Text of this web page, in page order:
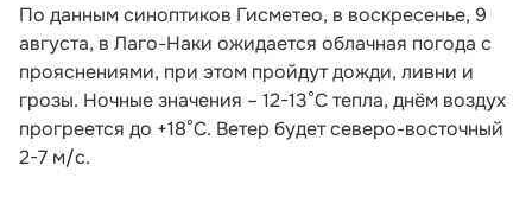
По данным синоптиков Гисметео, в воскресенье, 9
августа, в Лаго-Наки ожидается облачная погода с
прояснениями, при этом пройдут дожди, ливни и
грозы. Ночные значения – 12-13°С тепла, днём воздух
прогреется до +18°С. Ветер будет северо-восточный
2-7 м/с.